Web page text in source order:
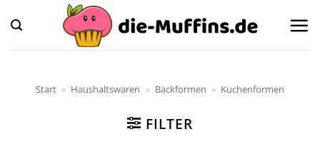
Inhalt
springen
Start » Haushaltswaren » Backformen » Kuchenformen
FILTER